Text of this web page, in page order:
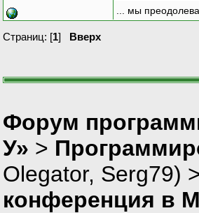
... мы
Страниц: [1] Вверх
Форум
У» >
Olegator, Serg79)
конференция в